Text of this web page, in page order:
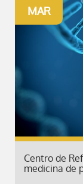
MAR
Centro de
medicina de